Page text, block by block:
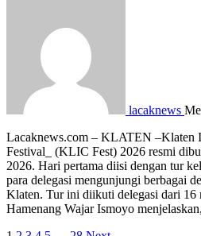
lacaknews
Lacaknews.com – KLATEN –Klaten
Festival_ (KLIC Fest) 2026 resmi
2026. Hari pertama diisi dengan tur
para delegasi mengunjungi berbagai
Klaten. Tur ini diikuti delegasi dari 16
Hamenang Wajar Ismoyo